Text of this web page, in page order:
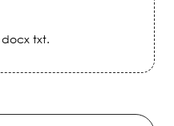
txt.